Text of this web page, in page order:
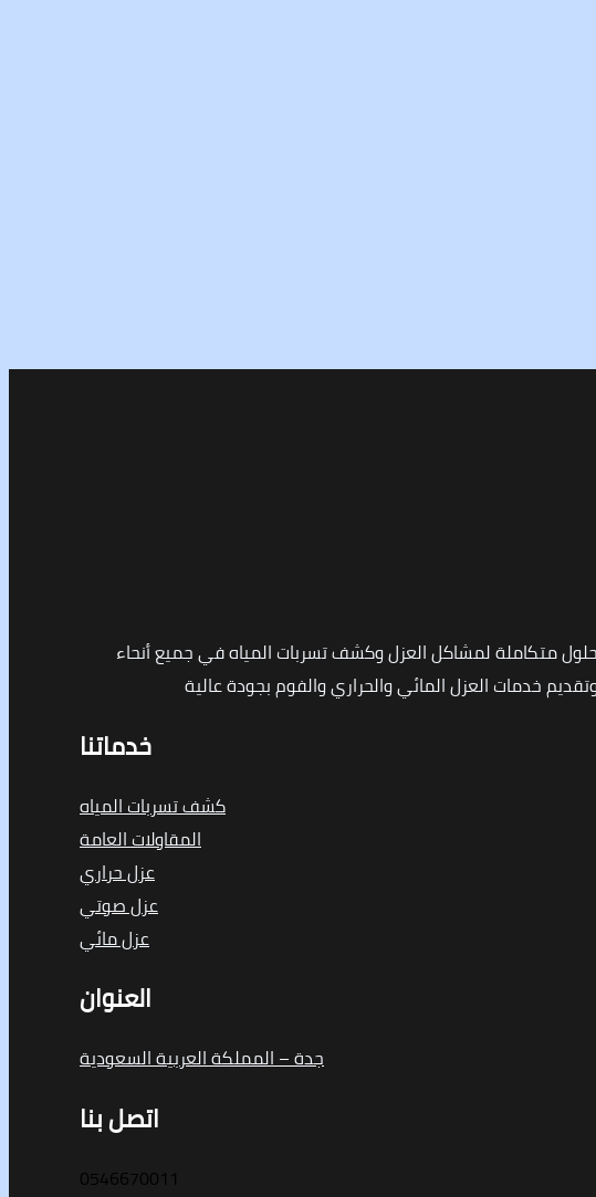
متكاملة لمشاكل العزل وكشف تسربات المياه في جميع أنحاء
خدمات العزل المائي والحراري والفوم بجودة عالية
خدماتنا
كشف تسربات المياه
المقاولات العامة
عزل حراري
عزل صوتي
عزل مائي
العنوان
جدة – المملكة العربية السعودية
اتصل بنا